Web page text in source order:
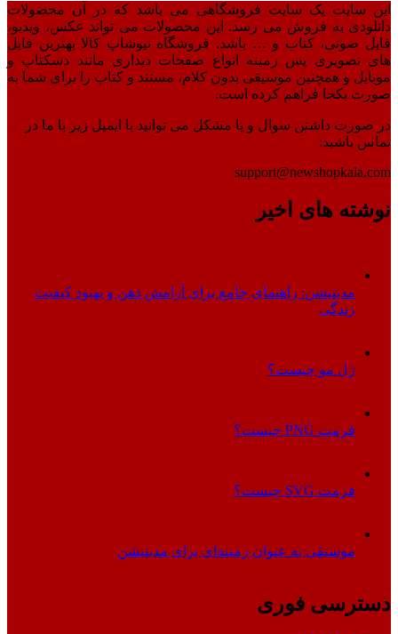
این سایت یک سایت فروشگاهی می باشد که در آن محصولات
دانلودی به فروش می رسد. این محصولات می تواند عکس، ویدیو،
فایل صوتی، کتاب و … باشد. فروشگاه نیوشاپ کالا بهترین فایل
های تصویری پس زمینه انواع صفحات دیداری مانند دسکتاپ و
موبایل و همچنین موسیقی بدون کلام، مستند و کتاب را برای شما به
صورت یکجا فراهم کرده است.
در صورت داشتن سوال و یا مشکل می توانید با ایمیل زیر با ما در
تماس باشید:
support@newshopkala.com
نوشته های اخیر
مدیتیشن: راهنمای جامع برای آرامش ذهن و بهبود کیفیت
زندگی
ژل مو چیست؟
فرمت PNG چیست؟
فرمت SVG چیست؟
موسیقی به عنوان زمینه‌ای برای مدیتیشن
دسترسی فوری